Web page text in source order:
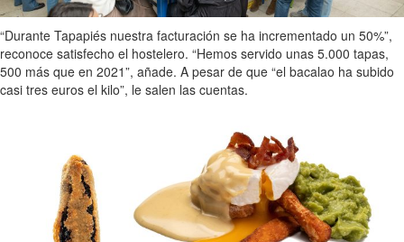
“Durante Tapapiés nuestra facturación se ha incrementado un 50%”,
reconoce satisfecho el hostelero. “Hemos servido unas 5.000 tapas,
500 más que en 2021”, añade. A pesar de que “el bacalao ha subido
casi tres euros el kilo”, le salen las cuentas.